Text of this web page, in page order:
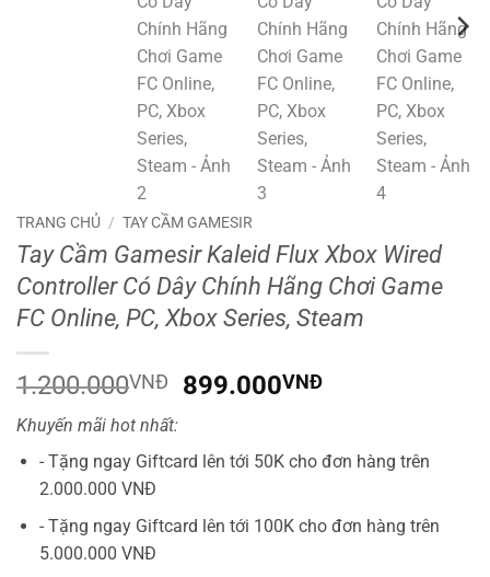
TRANG CHỦ / TAY CẦM GAMESIR
Tay Cầm Gamesir Kaleid Flux Xbox Wired
Controller Có Dây Chính Hãng Chơi Game
FC Online, PC, Xbox Series, Steam
1.200.000VNĐ
Giá
1.200.000VNĐ.
899.000VNĐGiá
là:
Khuyến mãi hot nhất:
- Tặng ngay Giftcard lên tới 50K cho đơn hàng trên
2.000.000 VNĐ
- Tặng ngay Giftcard lên tới 100K cho đơn hàng trên
5.000.000 VNĐ